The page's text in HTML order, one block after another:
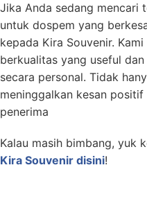
Jika Anda sedang mencari
untuk dospem yang
kepada Kira Souvenir.
berkualitas yang useful
secara personal. Tidak
meninggalkan kesan
penerima
Kalau masih bimbang, yuk
Kira Souvenir disini!